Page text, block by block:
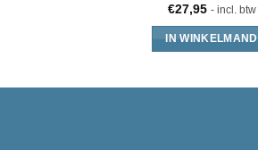
€27,95 - incl. btw
IN WINKELMAND